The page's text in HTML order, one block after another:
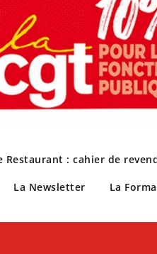
Restaurant : cahier de
La Newsletter La